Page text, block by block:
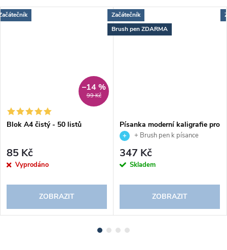
99 Kč
–14 %
Blok A4 čistý - 50 listů
85 Kč
Vyprodáno
ZOBRAZIT
Začátečník
Brush pen ZDARMA
Písanka moderní kaligrafie pro
malý brush pen 2. díl
+ Brush pen k písance
ZDARMA
347 Kč
Skladem
ZOBRAZIT